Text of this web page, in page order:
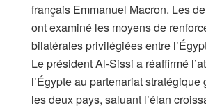
français Emmanuel Macron. Les
ont examiné les moyens de
bilatérales privilégiées entre
Le président Al-Sissi a réaffirmé
l’Égypte au partenariat
les deux pays, saluant l’élan